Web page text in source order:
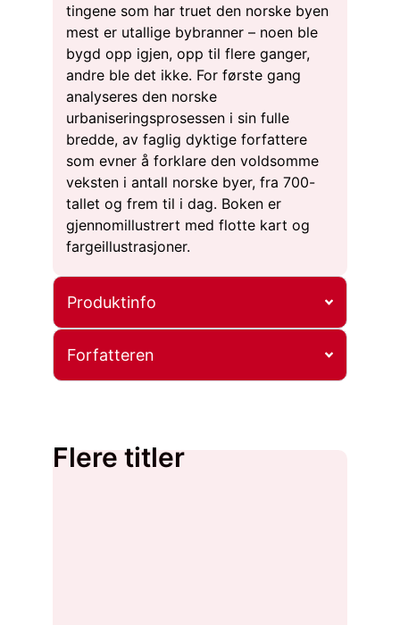
tingene som har truet den norske byen
mest er utallige bybranner – noen ble
bygd opp igjen, opp til flere ganger,
andre ble det ikke. For første gang
analyseres den norske
urbaniseringsprosessen i sin fulle
bredde, av faglig dyktige forfattere
som evner å forklare den voldsomme
veksten i antall norske byer, fra 700-
tallet og frem til i dag. Boken er
gjennomillustrert med flotte kart og
fargeillustrasjoner.
Produktinfo
Forfatteren
Flere titler